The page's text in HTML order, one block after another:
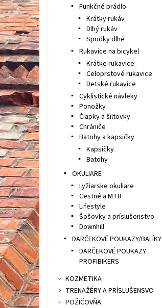
Funkčné prádlo
Krátky rukáv
Dlhý rukáv
Spodky dlhé
Rukavice na bicykel
Krátke rukavice
Celoprstové rukavice
Detské rukavice
Cyklistické návleky
Ponožky
Čiapky a šiltovky
Chrániče
Batohy a kapsičky
Kapsičky
Batohy
OKULIARE
Lyžiarske okuliare
Cestné a MTB
Lifestyle
Šošovky a príslušenstvo
Downhill
DARČEKOVÉ POUKAZY/BALÍKY
DARČEKOVÉ POUKAZY
PROFIBIKERS
KOZMETIKA
TRENAŽÉRY A PRÍSLUŠENSVO
POŽIČOVŇA